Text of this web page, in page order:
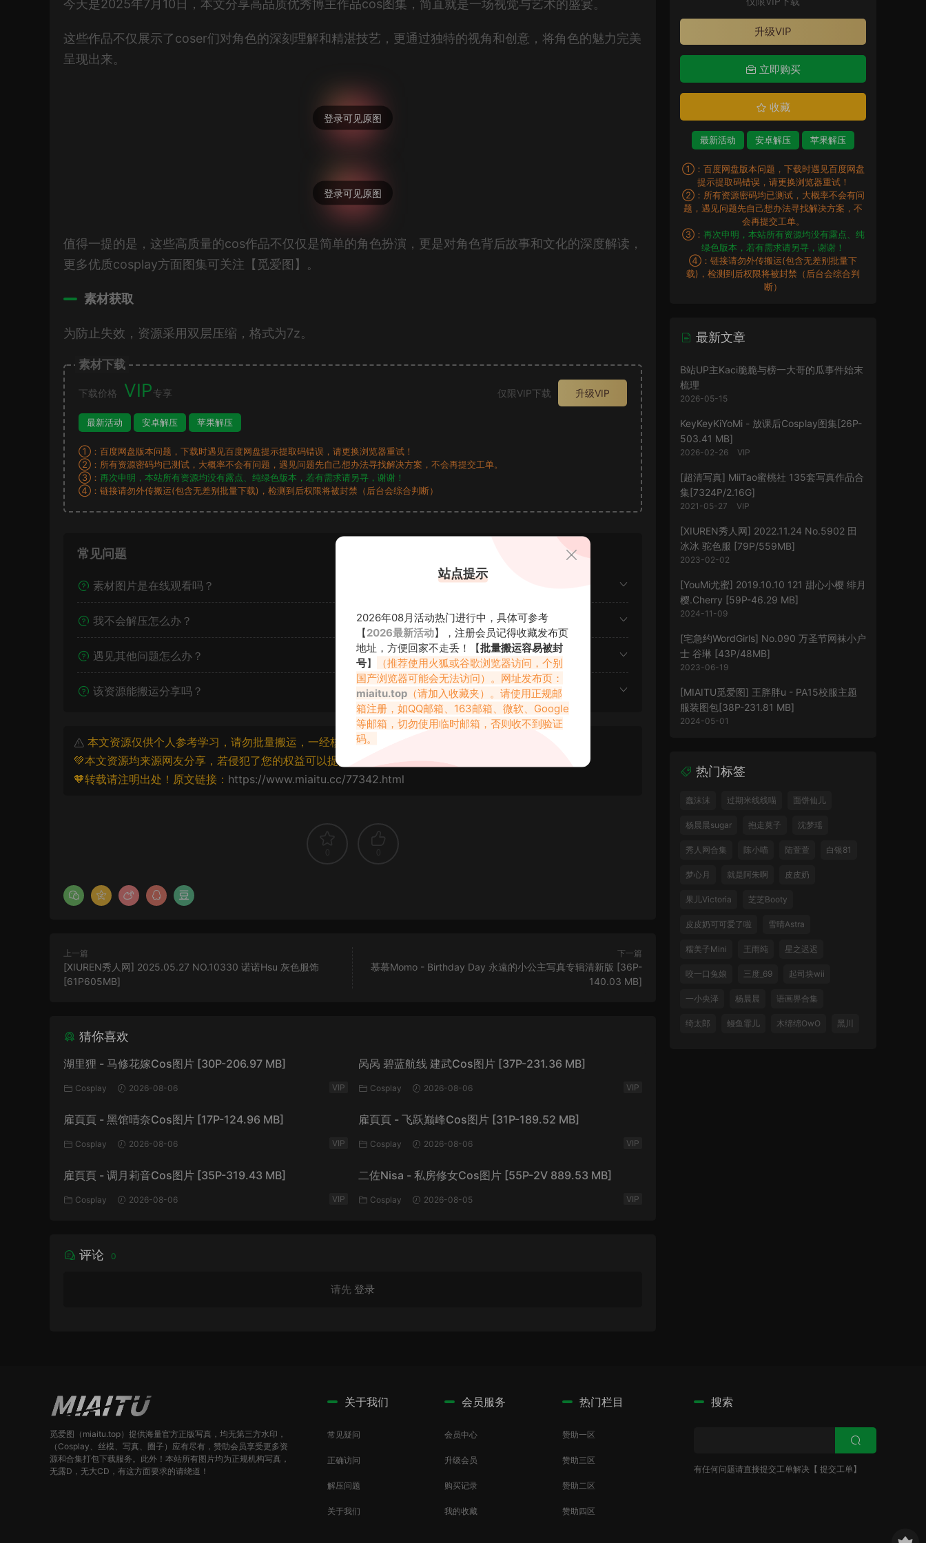
今天是2025年7月10日，本文分享高品质优秀博主作品cos图集，简直就是一场视觉与艺术的盛宴。
这些作品不仅展示了coser们对角色的深刻理解和精湛技艺，更通过独特的视角和创意，将角色的魅力完美
呈现出来。
值得一提的是，这些高质量的cos作品不仅仅是简单的角色扮演，更是对角色背后故事和文化的深度解读，
更多优质cosplay方面图集可关注【觅爱图】。
素材获取
为防止失效，资源采用双层压缩，格式为7z。
素材下载
下载价格 VIP 专享 仅限VIP下载 升级VIP
最新活动 安卓解压 苹果解压
①：百度网盘版本问题，下载时遇见百度网盘提示提取码错误，请更换浏览器重试！
②：所有资源密码均已测试，大概率不会有问题，遇见问题先自己想办法寻找解决方案，不会再提交工单。
③： 再次申明，本站所有资源均没有露点、纯绿色版本，若有需求请另寻，谢谢！
④：链接请勿外传搬运(包含无差别批量下载)，检测到后权限将被封禁（后台会综合判断）
常见问题
素材图片是在线观看吗？
我不会解压怎么办？
遇见其他问题怎么办？
该资源能搬运分享吗？
本文资源仅供个人参考学习，请勿批量搬运，一经核实将封禁账号权限！
💚本文资源均来源网友分享，若侵犯了您的权益可以提交工单处理。
🧡转载请注明出处！原文链接： https://www.miaitu.cc/77342.html
上一篇
[XIUREN秀人网] 2025.05.27 NO.10330 诺诺Hsu 灰色服饰
[61P605MB]
下一篇
慕慕Momo - Birthday Day 永遠的小公主写真专辑清新版 [36P-
140.03 MB]
猜你喜欢
湖里狸 - 马修花嫁Cos图片 [30P-206.97 MB]
Cosplay 2026-08-06 VIP
呙呙 碧蓝航线 建武Cos图片 [37P-231.36 MB]
Cosplay 2026-08-06 VIP
雇頁頁 - 黑馆晴奈Cos图片 [17P-124.96 MB]
Cosplay 2026-08-06 VIP
雇頁頁 - 飞跃巅峰Cos图片 [31P-189.52 MB]
Cosplay 2026-08-06 VIP
雇頁頁 - 调月莉音Cos图片 [35P-319.43 MB]
Cosplay 2026-08-06 VIP
二佐Nisa - 私房修女Cos图片 [55P-2V 889.53 MB]
Cosplay 2026-08-05 VIP
评论 0
请先 登录
升级VIP
立即购买
收藏
最新活动 安卓解压 苹果解压
①：百度网盘版本问题，下载时遇见百度网盘
提示提取码错误，请更换浏览器重试！
②：所有资源密码均已测试，大概率不会有问
题，遇见问题先自己想办法寻找解决方案，不
会再提交工单。
③： 再次申明，本站所有资源均没有露点、纯
绿色版本，若有需求请另寻，谢谢！
④：链接请勿外传搬运(包含无差别批量下
载)，检测到后权限将被封禁（后台会综合判
断）
最新文章
B站UP主Kaci脆脆与榜一大哥的瓜事件始末
梳理
2026-05-15
KeyKeyKiYoMi - 放课后Cosplay图集[26P-
503.41 MB]
2026-02-26 VIP
[超清写真] MiiTao蜜桃社 135套写真作品合
集[7324P/2.16G]
2021-05-27 VIP
[XIUREN秀人网] 2022.11.24 No.5902 田
冰冰 驼色服 [79P/559MB]
2023-02-02
[YouMi尤蜜] 2019.10.10 121 甜心小樱 绯月
樱.Cherry [59P-46.29 MB]
2024-11-09
[宅急约WordGirls] No.090 万圣节网袜小户
士 谷琳 [43P/48MB]
2023-06-19
[MIAITU觅爱图] 王胖胖u - PA15校服主题
服装图包[38P-231.81 MB]
2024-05-01
热门标签
蠢沫沫 过期米线线喵 面饼仙儿
杨晨晨sugar 抱走莫子 沈梦瑶
秀人网合集 陈小喵 陆萱萱 白银81
梦心月 就是阿朱啊 皮皮奶
果儿Victoria 芝芝Booty
皮皮奶可可爱了啦 雪晴Astra
糯美子Mini 王雨纯 星之迟迟
咬一口兔娘 三度_69 起司块wii
一小央泽 杨晨晨 语画界合集
绮太郎 鳗鱼霏儿 木绵绵OwO 黑川
觅爱图（miaitu.top）提供海量官方正版写真，均无第三方水印，
（Cosplay、丝模、写真、圈子）应有尽有，赞助会员享受更多资
源和合集打包下载服务。此外！本站所有图片均为正规机构写真，
无露D，无大CD，有这方面要求的请绕道！
关于我们
常见疑问
正确访问
解压问题
关于我们
会员服务
会员中心
升级会员
购买记录
我的收藏
热门栏目
赞助一区
赞助三区
赞助二区
赞助四区
搜索
有任何问题请直接提交工单解决【 提交工单】
站点提示
2026年08月活动热门进行中，具体可参考
【2026最新活动】，注册会员记得收藏发布页
地址，方便回家不走丢！【批量搬运容易被封
号】
（推荐使用火狐或谷歌浏览器访问，个别
国产浏览器可能会无法访问）。网址发布页：
miaitu.top （请加入收藏夹）。请使用正规邮
箱注册，如QQ邮箱、163邮箱、微软、Google
等邮箱，切勿使用临时邮箱，否则收不到验证
码。